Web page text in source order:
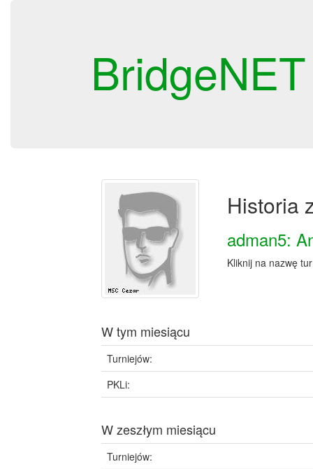
BridgeNET
Historia
adman5:
Kliknij na nazwę
W tym miesiącu
Turniejów:
PKLi:
W zeszłym miesiącu
Turniejów: